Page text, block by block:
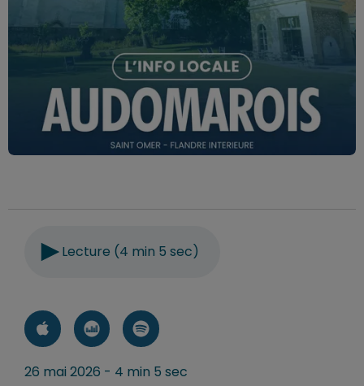
Lecture (4 min 5 sec)
26 mai 2026 - 4 min 5 sec